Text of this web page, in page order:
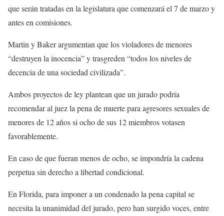
que serán tratadas en la legislatura que comenzará el 7 de marzo y
antes en comisiones.
Martin y Baker argumentan que los violadores de menores
“destruyen la inocencia” y trasgreden “todos los niveles de
decencia de una sociedad civilizada”.
Ambos proyectos de ley plantean que un jurado podría
recomendar al juez la pena de muerte para agresores sexuales de
menores de 12 años si ocho de sus 12 miembros votasen
favorablemente.
En caso de que fueran menos de ocho, se impondría la cadena
perpetua sin derecho a libertad condicional.
En Florida, para imponer a un condenado la pena capital se
necesita la unanimidad del jurado, pero han surgido voces, entre